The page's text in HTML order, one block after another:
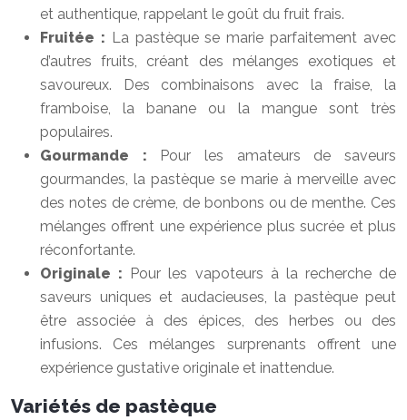
et authentique, rappelant le goût du fruit frais.
Fruitée : La pastèque se marie parfaitement avec
d’autres fruits, créant des mélanges exotiques et
savoureux. Des combinaisons avec la fraise, la
framboise, la banane ou la mangue sont très
populaires.
Gourmande : Pour les amateurs de saveurs
gourmandes, la pastèque se marie à merveille avec
des notes de crème, de bonbons ou de menthe. Ces
mélanges offrent une expérience plus sucrée et plus
réconfortante.
Originale : Pour les vapoteurs à la recherche de
saveurs uniques et audacieuses, la pastèque peut
être associée à des épices, des herbes ou des
infusions. Ces mélanges surprenants offrent une
expérience gustative originale et inattendue.
Variétés de pastèque